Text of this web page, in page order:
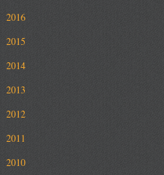
2016
2015
2014
2013
2012
2011
2010